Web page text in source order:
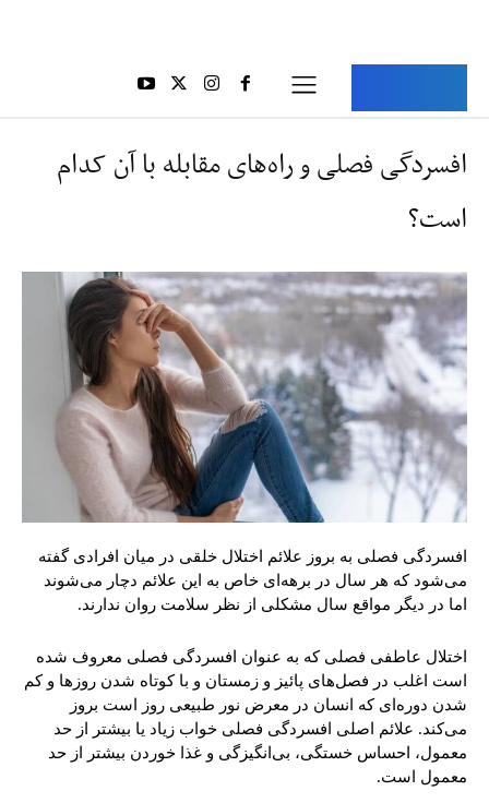
افسردگی فصلی و راه‌های مقابله با آن کدام
است؟
افسردگی فصلی به بروز علائم اختلال خلقی در میان افرادی گفته
می‌شود که هر سال در برهه‌ای خاص به این علائم دچار می‌شوند
اما در دیگر مواقع سال مشکلی از نظر سلامت روان ندارند.
اختلال عاطفی فصلی که به عنوان افسردگی فصلی معروف شده
است اغلب در فصل‌های پائیز و زمستان و با کوتاه شدن روزها و کم
شدن دوره‌ای که انسان در معرض نور طبیعی روز است بروز
می‌کند. علائم اصلی افسردگی فصلی خواب زیاد یا بیشتر از حد
معمول، احساس خستگی، بی‌انگیزگی و غذا خوردن بیشتر از حد
معمول است.